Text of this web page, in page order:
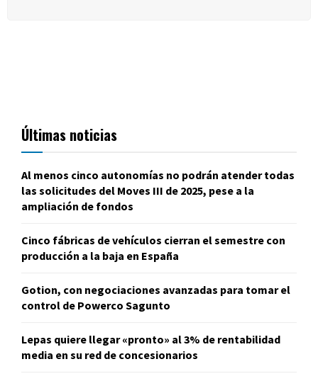
Últimas noticias
Al menos cinco autonomías no podrán atender todas
las solicitudes del Moves III de 2025, pese a la
ampliación de fondos
Cinco fábricas de vehículos cierran el semestre con
producción a la baja en España
Gotion, con negociaciones avanzadas para tomar el
control de Powerco Sagunto
Lepas quiere llegar «pronto» al 3% de rentabilidad
media en su red de concesionarios